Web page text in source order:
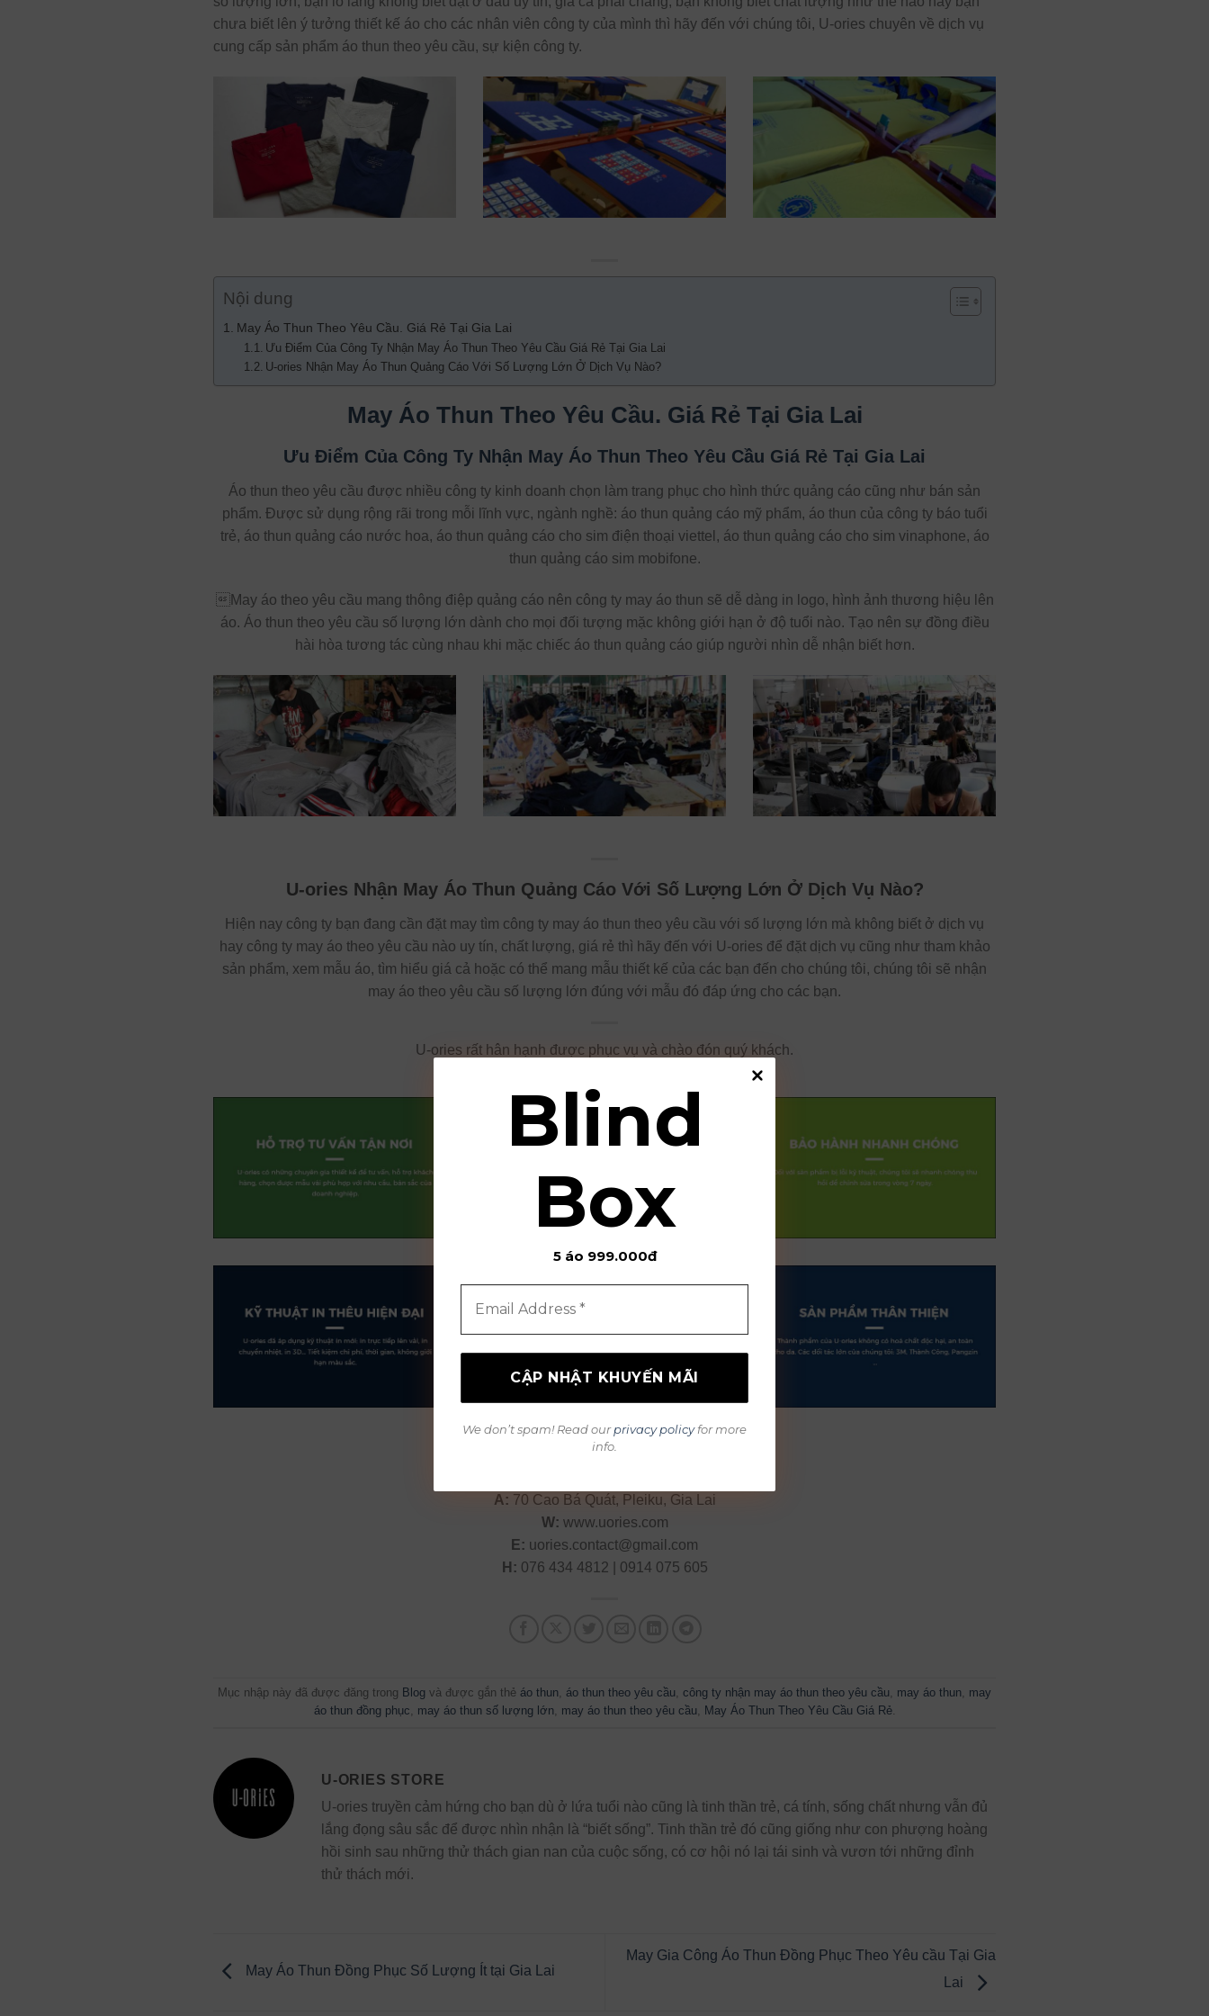
chưa biết lên ý tưởng thiết kế áo cho các nhân viên công ty của mình thì hãy đến với chúng tôi, U-ories chuyên về dịch vụ
cung cấp sản phẩm áo thun theo yêu cầu, sự kiện công ty.
Nội dung
May Áo Thun Theo Yêu Cầu. Giá Rẻ Tại Gia Lai
Ưu Điểm Của Công Ty Nhận May Áo Thun Theo Yêu Cầu Giá Rẻ Tại Gia Lai
U-ories Nhận May Áo Thun Quảng Cáo Với Số Lượng Lớn Ở Dịch Vụ Nào?
May Áo Thun Theo Yêu Cầu. Giá Rẻ Tại Gia Lai
Ưu Điểm Của Công Ty Nhận May Áo Thun Theo Yêu Cầu Giá Rẻ Tại Gia Lai
Áo thun theo yêu cầu được nhiều công ty kinh doanh chọn làm trang phục cho hình thức quảng cáo cũng như bán sản
phẩm. Được sử dụng rộng rãi trong mỗi lĩnh vực, ngành nghề: áo thun quảng cáo mỹ phẩm, áo thun của công ty báo tuổi
trẻ, áo thun quảng cáo nước hoa, áo thun quảng cáo cho sim điện thoại viettel, áo thun quảng cáo cho sim vinaphone, áo
thun quảng cáo sim mobifone.
May áo theo yêu cầu mang thông điệp quảng cáo nên công ty may áo thun sẽ dễ dàng in logo, hình ảnh thương hiệu lên
áo. Áo thun theo yêu cầu số lượng lớn dành cho mọi đối tượng mặc không giới hạn ở độ tuổi nào. Tạo nên sự đồng điều
hài hòa tương tác cùng nhau khi mặc chiếc áo thun quảng cáo giúp người nhìn dễ nhận biết hơn.
U-ories Nhận May Áo Thun Quảng Cáo Với Số Lượng Lớn Ở Dịch Vụ Nào?
Hiện nay công ty bạn đang cần đặt may tìm công ty may áo thun theo yêu cầu với số lượng lớn mà không biết ở dịch vụ
hay công ty may áo theo yêu cầu nào uy tín, chất lượng, giá rẻ thì hãy đến với U-ories để đặt dịch vụ cũng như tham khảo
sản phẩm, xem mẫu áo, tìm hiểu giá cả hoặc có thể mang mẫu thiết kế của các bạn đến cho chúng tôi, chúng tôi sẽ nhận
may áo theo yêu cầu số lượng lớn đúng với mẫu đó đáp ứng cho các bạn.
U-ories rất hân hạnh được phục vụ và chào đón quý khách.
A: 70 Cao Bá Quát, Pleiku, Gia Lai
W: www.uories.com
E: uories.contact@gmail.com
H: 076 434 4812 | 0914 075 605
Blind
Box
5 áo 999.000đ
We don’t spam! Read ourprivacy policyfor more
info.
Mục nhập này đã được đăng trong Blog và được gắn thẻ áo thun, áo thun theo yêu cầu, công ty nhận may áo thun theo yêu cầu, may áo thun, may
áo thun đồng phục, may áo thun số lượng lớn, may áo thun theo yêu cầu, May Áo Thun Theo Yêu Cầu Giá Rẻ.
U-ORIES STORE
U-ories truyền cảm hứng cho bạn dù ở lứa tuổi nào cũng là tinh thần trẻ, cá tính, sống chất nhưng vẫn đủ
lắng đọng sâu sắc để được nhìn nhận là “biết sống”. Tinh thần trẻ đó cũng giống như con phượng hoàng
hồi sinh sau những thử thách gian nan của cuộc sống, có cơ hội nó lại tái sinh và vươn tới những đỉnh
thử thách mới.
May Áo Thun Đồng Phục Số Lượng Ít tại Gia Lai
May Gia Công Áo Thun Đồng Phục Theo Yêu cầu Tại Gia
Lai